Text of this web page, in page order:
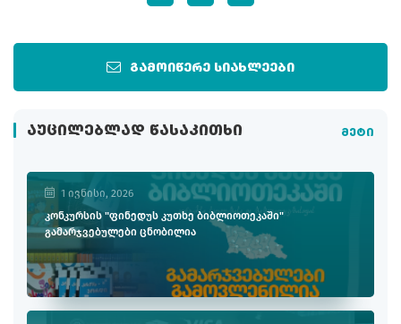
გამოიწერე სიახლეები
ᲐᲣᲪᲘᲚᲔᲑᲚᲐᲓ ᲬᲐᲡᲐᲙᲘᲗᲮᲘ მეტი
1 ივნისი, 2026
კონკურსის "ფინედუს კუთხე ბიბლიოთეკაში"
გამარჯვებულები ცნობილია